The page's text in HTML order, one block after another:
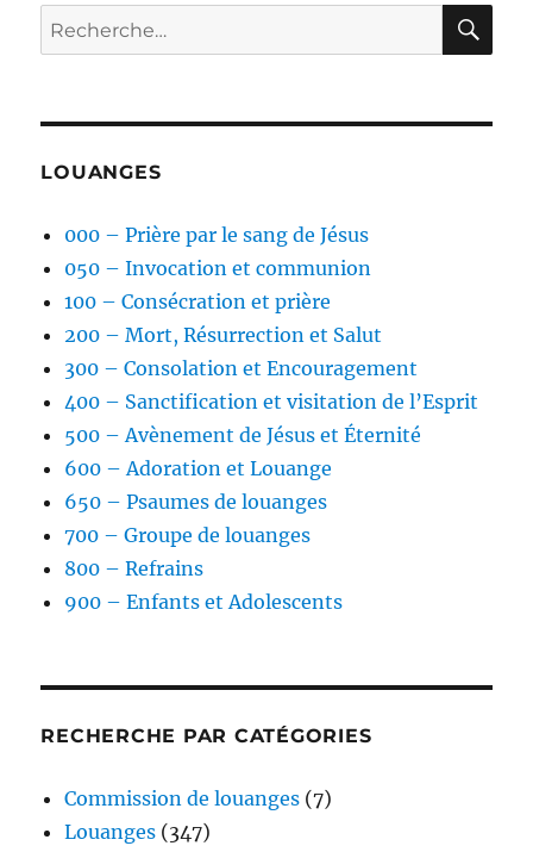
Recherche
pour :
LOUANGES
000 – Prière par le sang de Jésus
050 – Invocation et communion
100 – Consécration et prière
200 – Mort, Résurrection et Salut
300 – Consolation et Encouragement
400 – Sanctification et visitation de l’Esprit
500 – Avènement de Jésus et Éternité
600 – Adoration et Louange
650 – Psaumes de louanges
700 – Groupe de louanges
800 – Refrains
900 – Enfants et Adolescents
RECHERCHE PAR CATÉGORIES
Commission de louanges (7)
Louanges (347)